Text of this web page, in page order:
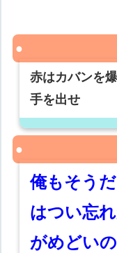
赤はカバンを
手を出せ
俺もそう
はつい忘
がめどい